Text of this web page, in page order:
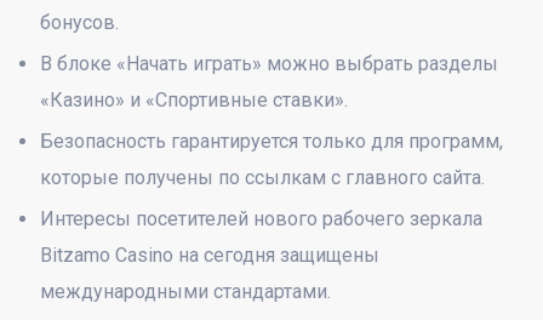
бонусов.
В блоке «Начать играть» можно выбрать разделы
«Казино» и «Спортивные ставки».
Безопасность гарантируется только для программ,
которые получены по ссылкам с главного сайта.
Интересы посетителей нового рабочего зеркала
Bitzamo Casino на сегодня защищены
международными стандартами.